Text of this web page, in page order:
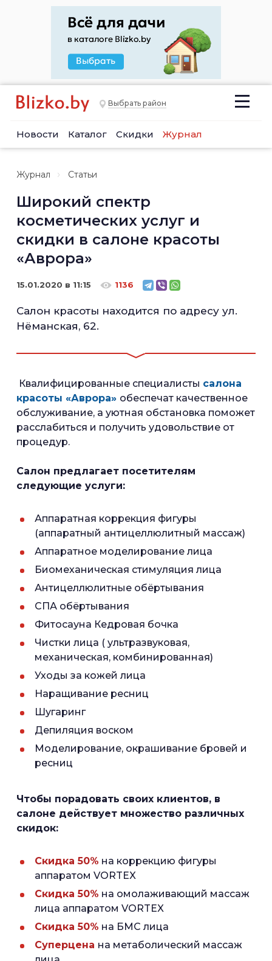
Выбрать район
Новости Каталог Скидки Журнал
Журнал Статьи
Широкий спектр
косметических услуг и
скидки в салоне красоты
«Аврора»
15.01.2020 в 11:15 1136
Салон красоты находится по адресу ул.
Нёманская, 62.
Квалифицированные специалисты салона
красоты «Аврора» обеспечат качественное
обслуживание, а уютная обстановка поможет
расслабиться и получить удовольствие от
процедур.
Салон предлагает посетителям
следующие услуги:
Аппаратная коррекция фигуры
(аппаратный антицеллюлитный массаж)
Аппаратное моделирование лица
Биомеханическая стимуляция лица
Антицеллюлитные обёртывания
СПА обёртывания
Фитосауна Кедровая бочка
Чистки лица ( ультразвуковая,
механическая, комбинированная)
Уходы за кожей лица
Наращивание ресниц
Шугаринг
Депиляция воском
Моделирование, окрашивание бровей и
ресниц
Чтобы порадовать своих клиентов, в
салоне действует множество различных
скидок:
Скидка 50% на коррекцию фигуры
аппаратом VORTEX
Скидка 50% на омолаживающий массаж
лица аппаратом VORTEX
Скидка 50% на БМС лица
Суперцена на метаболический массаж